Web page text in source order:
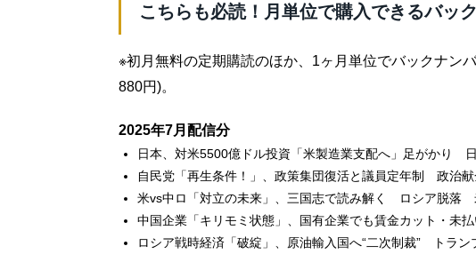
こちらも必読！月単位で購入できるバッ
※初月無料の定期購読のほか、1ヶ月単位でバックナン
880円)。
2025年7月配信分
日本、対米5500億ドル投資「米製造業支配へ」足がかり 日
自民党「再生条件！」、政策集団復活と議員定年制 政治献
米vs中ロ「対立の未来」、三国志で読み解く ロシア脱落
中国企業「キリモミ状態」、国有企業でも賃金カット・未払
ロシア戦時経済「破綻」、原油輸入国へ“二次制裁” トラン